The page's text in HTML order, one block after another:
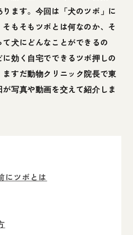
ます。今回は「犬のツボ」に
もそもツボとは何なのか、そ
て犬にどんなことができるの
効く自宅でできるツボ押しの
すだ動物クリニック院長で東
写真や動画を交えて紹介しま
にツボとは